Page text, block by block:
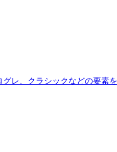
レ、クラシックなどの要素